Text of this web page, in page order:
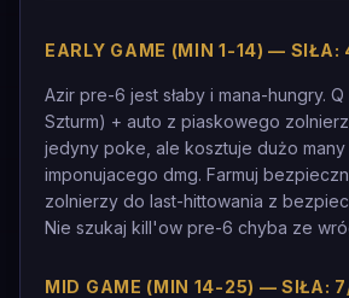
EARLY GAME (MIN 1-14) — SIŁA:
Azir pre-6 jest słaby i mana-hungry.
Szturm) + auto z piaskowego
jedyny poke, ale kosztuje dużo many
imponujacego dmg. Farmuj
zolnierzy do last-hittowania z
Nie szukaj kill'ow pre-6 chyba ze
MID GAME (MIN 14-25) — SIŁA: